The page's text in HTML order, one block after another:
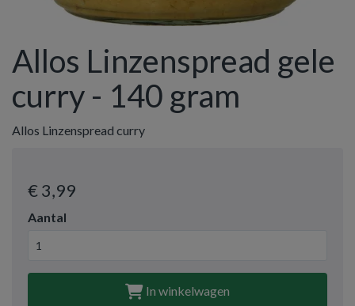
Allos Linzenspread gele
curry - 140 gram
Allos Linzenspread curry
€ 3,99
Aantal
In winkelwagen